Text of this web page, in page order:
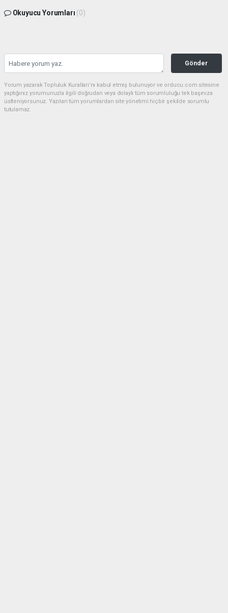
Okuyucu Yorumları (0)
Gönder
Yorum yazarak Topluluk Kuralları’nı kabul etmiş bulunuyor ve orducu.com sitesine
yaptığınız yorumunuzla ilgili doğrudan veya dolaylı tüm sorumluluğu tek başınıza
üstleniyorsunuz. Yazılan tüm yorumlardan site yönetimi hiçbir şekilde sorumlu
tutulamaz.